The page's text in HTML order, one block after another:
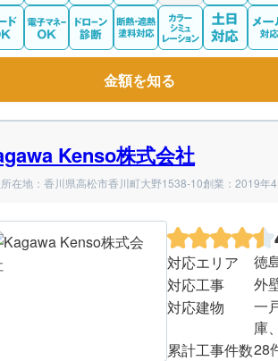
金額を知る
Kenso株式会社
在地：香川県高松市香川町大野1538-10創業：2019年4
対応エリア
徳
対応工事
外
対応建物
一
庫
累計工事件数28